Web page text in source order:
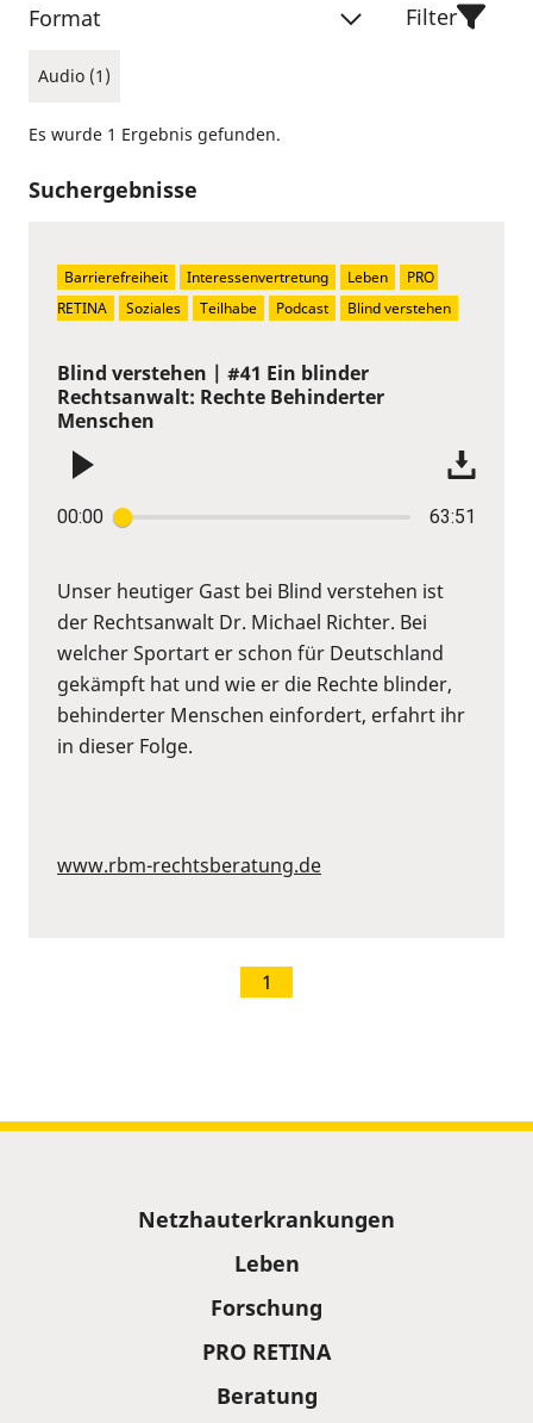
Format
Audio (1)
Filter
Es wurde 1 Ergebnis gefunden.
Suchergebnisse
Blind verstehen | #41 Ein blinder
Rechtsanwalt: Rechte Behinderter
Menschen
00:00 63:51
Unser heutiger Gast bei Blind verstehen ist
der Rechtsanwalt Dr. Michael Richter. Bei
welcher Sportart er schon für Deutschland
gekämpft hat und wie er die Rechte blinder,
behinderter Menschen einfordert, erfahrt ihr
in dieser Folge.
www.rbm-rechtsberatung.de
Barrierefreiheit Interessenvertretung Leben
PRO
RETINA
Soziales Teilhabe Podcast Blind verstehen
1
Netzhauterkrankungen
Leben
Forschung
PRO RETINA
Beratung